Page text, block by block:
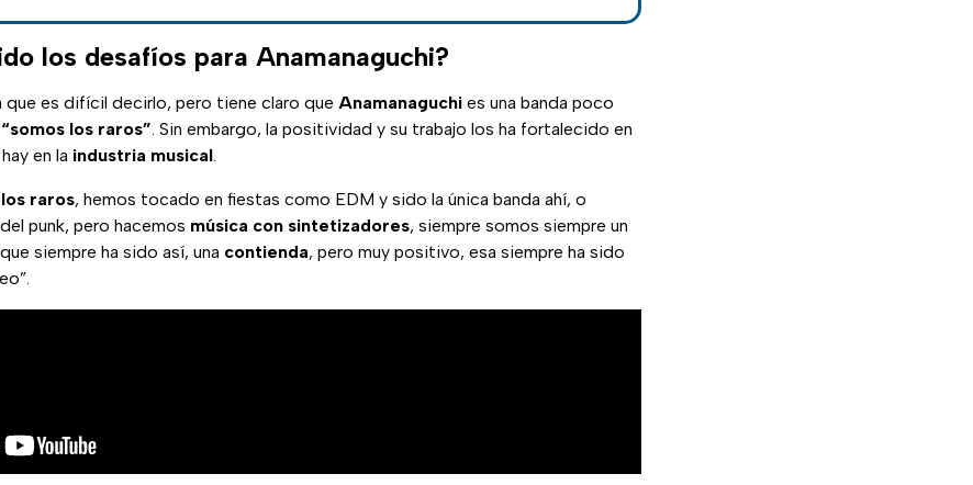
los desafíos para Anamanaguchi?
que es difícil decirlo, pero tiene claro que Anamanaguchi es una banda poco
“somos los raros”. Sin embargo, la positividad y su trabajo los ha fortalecido en
en la industria musical.
raros, hemos tocado en fiestas como EDM y sido la única banda ahí, o
punk, pero hacemos música con sintetizadores, siempre somos siempre un
siempre ha sido así, una contienda, pero muy positivo, esa siempre ha sido